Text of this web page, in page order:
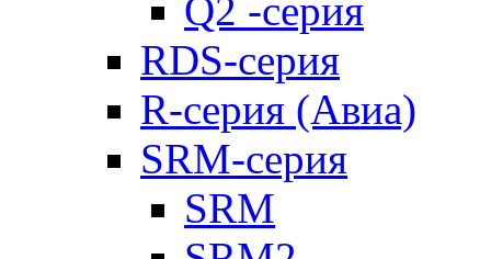
Q2 -серия
RDS-серия
R-серия (Авиа)
SRM-серия
SRM